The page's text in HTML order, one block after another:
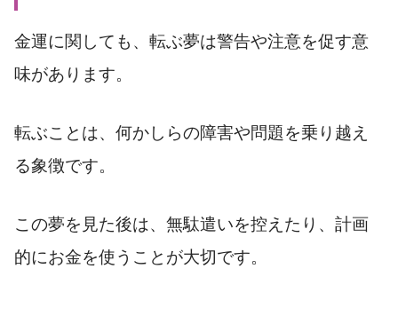
金運に関しても、転ぶ夢は警告や注意を促す意
味があります。
転ぶことは、何かしらの障害や問題を乗り越え
る象徴です。
この夢を見た後は、無駄遣いを控えたり、計画
的にお金を使うことが大切です。